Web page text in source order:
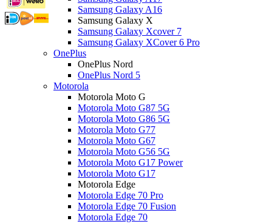
Samsung Galaxy A16
Samsung Galaxy X
Samsung Galaxy Xcover 7
Samsung Galaxy XCover 6 Pro
OnePlus
OnePlus Nord
OnePlus Nord 5
Motorola
Motorola Moto G
Motorola Moto G87 5G
Motorola Moto G86 5G
Motorola Moto G77
Motorola Moto G67
Motorola Moto G56 5G
Motorola Moto G17 Power
Motorola Moto G17
Motorola Edge
Motorola Edge 70 Pro
Motorola Edge 70 Fusion
Motorola Edge 70